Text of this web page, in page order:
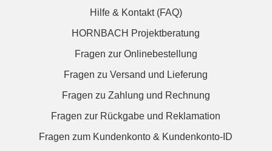
Hilfe & Kontakt (FAQ)
HORNBACH Projektberatung
Fragen zur Onlinebestellung
Fragen zu Versand und Lieferung
Fragen zu Zahlung und Rechnung
Fragen zur Rückgabe und Reklamation
Fragen zum Kundenkonto & Kundenkonto-ID